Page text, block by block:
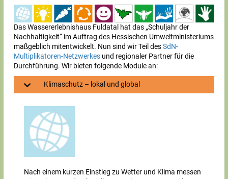
Das Wassererlebnishaus Fuldatal hat das „Schuljahr der
Nachhaltigkeit“ im Auftrag des Hessischen Umweltministeriums
maßgeblich mitentwickelt. Nun sind wir Teil desSdN-
Multiplikatoren-Netzwerkes und regionaler Partner für die
Durchführung. Wir bieten folgende Module an:
Klimaschutz – lokal und global
Nach einem kurzen Einstieg zu Wetter und Klima messen